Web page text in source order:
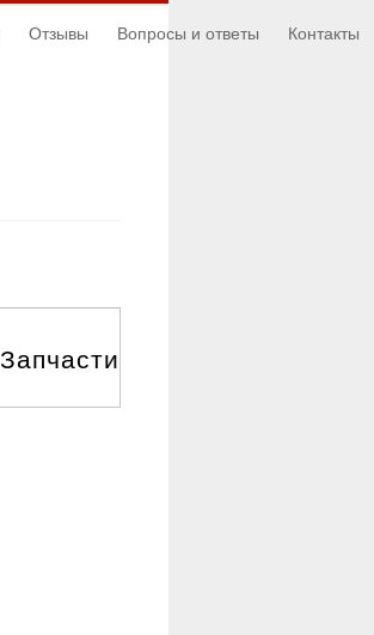
Отзывы Вопросы и ответы Контакты
Запчасти